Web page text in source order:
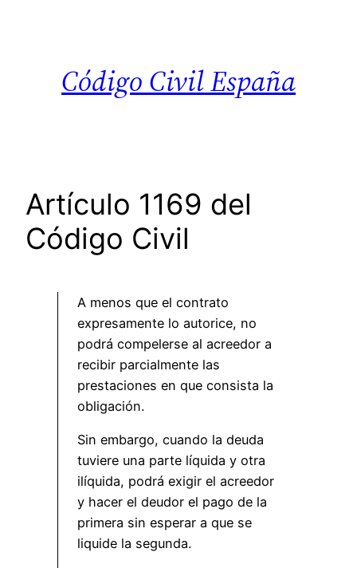
Código Civil España
Artículo 1169 del
Código Civil
A menos que el contrato
expresamente lo autorice, no
podrá compelerse al acreedor a
recibir parcialmente las
prestaciones en que consista la
obligación.
Sin embargo, cuando la deuda
tuviere una parte líquida y otra
ilíquida, podrá exigir el acreedor
y hacer el deudor el pago de la
primera sin esperar a que se
liquide la segunda.